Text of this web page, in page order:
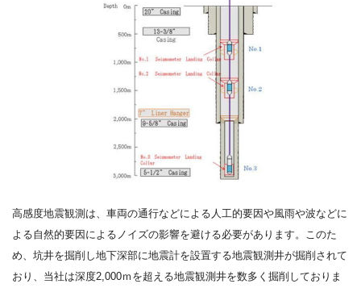
高感度地震観測は、車両の通行などによる人工的要因や風雨や波などに
よる自然的要因によるノイズの影響を避ける必要があります。このた
め、坑井を掘削し地下深部に地震計を設置する地震観測井が掘削されて
おり、当社は深度2,000ｍを超える地震観測井を数多く掘削しておりま